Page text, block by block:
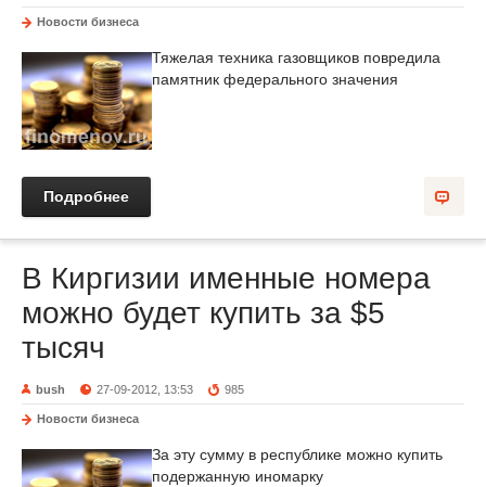
Новости бизнеса
Тяжелая техника газовщиков повредила
памятник федерального значения
Подробнее
В Киргизии именные номера
можно будет купить за $5
тысяч
bush 27-09-2012, 13:53 985
Новости бизнеса
За эту сумму в республике можно купить
подержанную иномарку